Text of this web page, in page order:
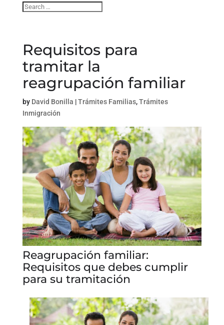
Requisitos para
tramitar la
reagrupación familiar
by David Bonilla |Trámites Familias,Trámites
Inmigración
Reagrupación familiar:
Requisitos que debes cumplir
para su tramitación